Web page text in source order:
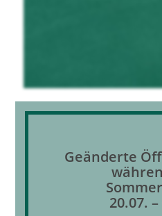
Geänderte
20.07.